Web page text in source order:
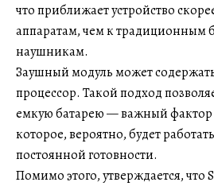
что приближает устройство
аппаратам, чем к традиционным
наушникам.
Заушный модуль может
процессор. Такой подход
емкую батарею — важный фактор
которое, вероятно, будет
постоянной готовности.
Помимо этого, утверждается, что